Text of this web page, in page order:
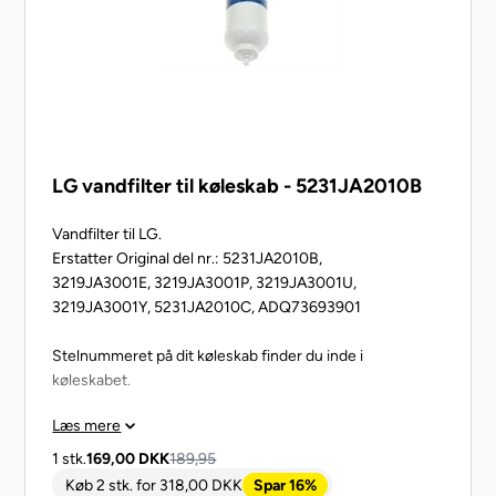
LG vandfilter til køleskab - 5231JA2010B
Vandfilter til LG.
Erstatter Original del nr.: 5231JA2010B,
3219JA3001E, 3219JA3001P, 3219JA3001U,
3219JA3001Y, 5231JA2010C, ADQ73693901
Stelnummeret på dit køleskab finder du inde i
køleskabet.
Passer til følgende LG køleskabe:
GC-L207TTQA.CTIQGSF, GC-
Læs mere
1 stk.169,00 DKK189,95
Køb 2 stk.for 318,00 DKK Spar 16%